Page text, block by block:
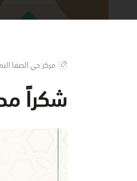
مركز حي الصفا
شكراً